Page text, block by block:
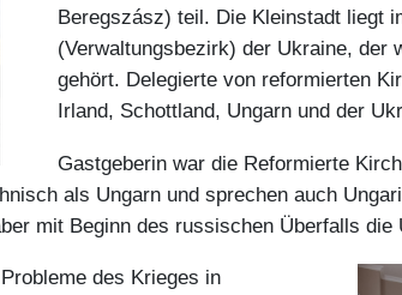
Beregszász) teil. Die Kleinstadt liegt
(Verwaltungsbezirk) der Ukraine, der
gehört. Delegierte von reformierten
Irland, Schottland, Ungarn und der
Gastgeberin war die Reformierte
als Ungarn und sprechen auch
mit Beginn des russischen Überfalls die
des Krieges in